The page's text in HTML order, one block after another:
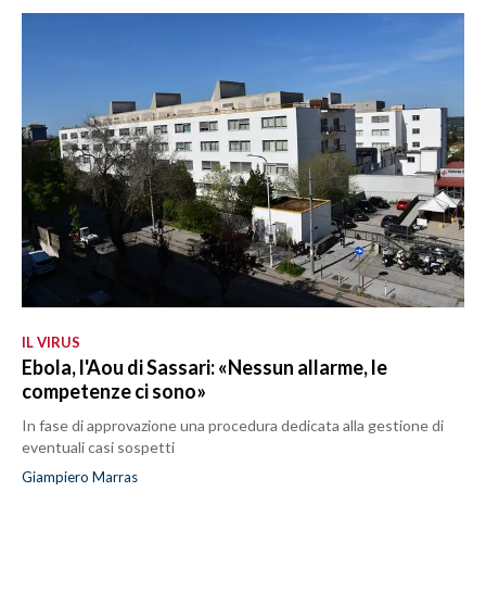
IL VIRUS
Ebola, l'Aou di Sassari: «Nessun allarme, le
competenze ci sono»
In fase di approvazione una procedura dedicata alla gestione di
eventuali casi sospetti
Giampiero Marras